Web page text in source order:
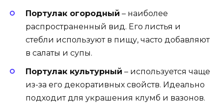
Портулак огородный – наиболее
распространенный вид. Его листья и
стебли используют в пищу, часто добавляют
в салаты и супы.
Портулак культурный – используется чаще
из-за его декоративных свойств. Идеально
подходит для украшения клумб и вазонов.